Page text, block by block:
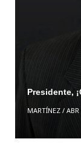
Presidente,
MARTÍNEZ/ ABR